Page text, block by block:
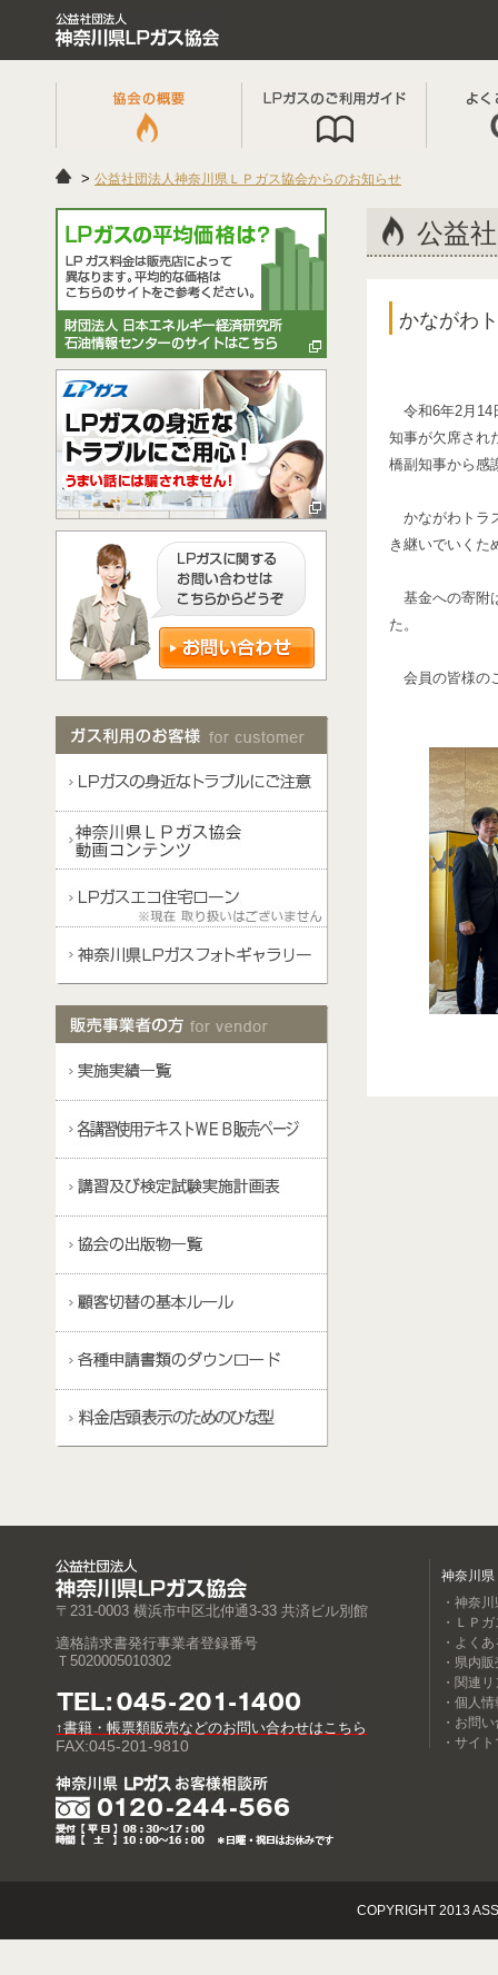
公益社団法人神奈川県ＬＰガス協会からのお知らせ
公益
かながわ
令和6年2月14
知事が欠席され
橋副知事から感
かながわトラ
き継いでいくた
基金への寄附
た。
会員の皆様の
〒231-0003 横浜市中区北仲通3-33 共済ビル別館
適格請求書発行事業者登録番号
Ｔ5020005010302
↑書籍・帳票類販売などのお問い合わせはこちら
FAX:045-201-9810
神奈川県
・神奈
・ＬＰ
・よく
・県内
・関連
・個人
・お問
・サイ
COPYRIGHT 2013